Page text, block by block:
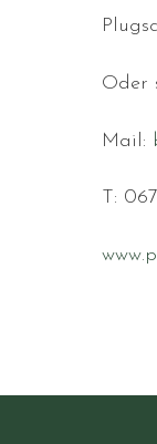
Oder
Mail:
T: